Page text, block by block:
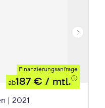
Finanzierungsanfrage
ab187 € / mtl.
| 2021